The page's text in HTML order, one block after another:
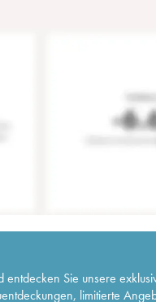
Sie unsere
limitierte